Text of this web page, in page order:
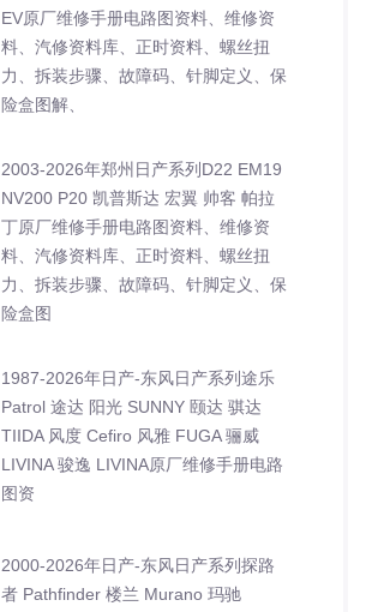
EV原厂维修手册电路图资料、维修资
料、汽修资料库、正时资料、螺丝扭
力、拆装步骤、故障码、针脚定义、保
险盒图解、
2003-2026年郑州日产系列D22 EM19
NV200 P20 凯普斯达 宏翼 帅客 帕拉
丁原厂维修手册电路图资料、维修资
料、汽修资料库、正时资料、螺丝扭
力、拆装步骤、故障码、针脚定义、保
险盒图
1987-2026年日产-东风日产系列途乐
Patrol 途达 阳光 SUNNY 颐达 骐达
TIIDA 风度 Cefiro 风雅 FUGA 骊威
LIVINA 骏逸 LIVINA原厂维修手册电路
图资
2000-2026年日产-东风日产系列探路
者 Pathfinder 楼兰 Murano 玛驰